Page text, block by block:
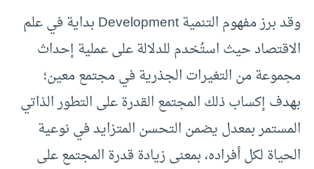
وقد برز مفهوم التنمية Development بداية في علم
الاقتصاد حيث استُخدم للدلالة على عملية إحداث
مجموعة من التغيرات الجذرية في مجتمع معين؛
بهدف إكساب ذلك المجتمع القدرة على التطور الذاتي
المستمر بمعدل يضمن التحسن المتزايد في نوعية
الحياة لكل أفراده، بمعنى زيادة قدرة المجتمع على